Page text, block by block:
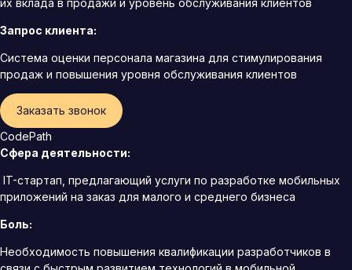
их вклада в продажи и уровень обслуживания клиентов
Запрос клиента:
Система оценки персонала магазина для стимулирования
продаж и повышения уровня обслуживания клиентов
Заказать звонок
CodePath
Сфера деятельности:
IT-стартап, предлагающий услуги по разработке мобильных
приложений на заказ для малого и среднего бизнеса
Боль:
Необходимость повышения квалификации разработчиков в